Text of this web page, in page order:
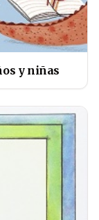
y niñas